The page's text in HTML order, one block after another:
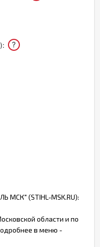
?
МСК" (STIHL-MSK.RU):
области и по
в меню -